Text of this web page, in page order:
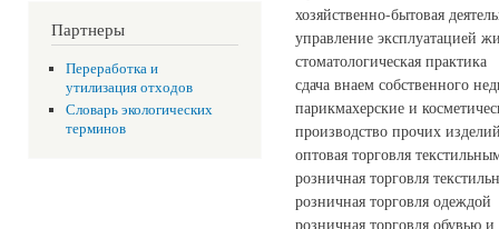
Партнеры
Переработка и
утилизация отходов
Словарь экологических
терминов
хозяйственно-бытовая
управление эксплуатацией
стоматологическая практика
сдача внаем собственного
парикмахерские и
производство прочих
оптовая торговля
розничная торговля
розничная торговля одеждой
розничная торговля обувью